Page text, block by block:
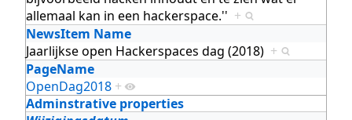
allemaal kan in een hackerspace.'' +
NewsItem Name
Jaarlijkse open Hackerspaces dag (2018) +
PageName
OpenDag2018 +
Adminstrative properties